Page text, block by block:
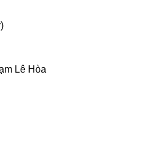
Lê Hòa